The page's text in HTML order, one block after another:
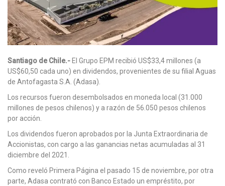
Santiago de Chile.- El Grupo EPM recibió US$33,4 millones (a
US$60,50 cada uno) en dividendos, provenientes de su filial Aguas
de Antofagasta S.A. (Adasa).
Los recursos fueron desembolsados en moneda local (31.000
millones de pesos chilenos) y a razón de 56.050 pesos chilenos
por acción.
Los dividendos fueron aprobados por la Junta Extraordinaria de
Accionistas, con cargo a las ganancias netas acumuladas al 31
diciembre del 2021.
Como reveló Primera Página el pasado 15 de noviembre, por otra
parte, Adasa contrató con Banco Estado un empréstito, por